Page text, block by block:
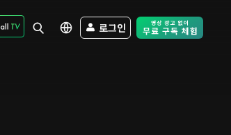
로그인 Free Trial -